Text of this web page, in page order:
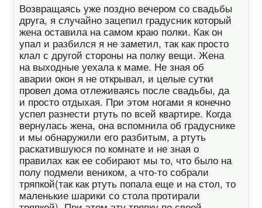
Возвращаясь уже поздно вечером со свадьбы
друга, я случайно зацепил градусник который
жена оставила на самом краю полки. Как он
упал и разбился я не заметил, так как просто
клал с другой стороны на полку вещи. Жена
на выходные уехала к маме. Не зная об
аварии окон я не открывал, и целые сутки
провел дома отлеживаясь после свадьбы, да
и просто отдыхая. При этом ногами я конечно
успел разнести ртуть по всей квартире. Когда
вернулась жена, она вспомнила об градуснике
и мы обнаружили его разбитым, а ртуть
раскатившуюся по комнате и не зная о
правилах как ее собирают мы то, что было на
полу подмели веником, а что-то собрали
тряпкой(так как ртуть попала еще и на стол, то
маленькие шарики со стола протирали